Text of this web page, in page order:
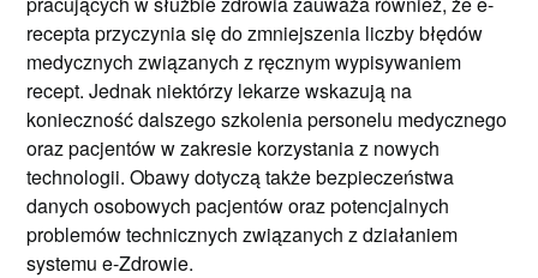
recepta przyczynia się do zmniejszenia liczby błędów
medycznych związanych z ręcznym wypisywaniem
recept. Jednak niektórzy lekarze wskazują na
konieczność dalszego szkolenia personelu medycznego
oraz pacjentów w zakresie korzystania z nowych
technologii. Obawy dotyczą także bezpieczeństwa
danych osobowych pacjentów oraz potencjalnych
problemów technicznych związanych z działaniem
systemu e-Zdrowie.